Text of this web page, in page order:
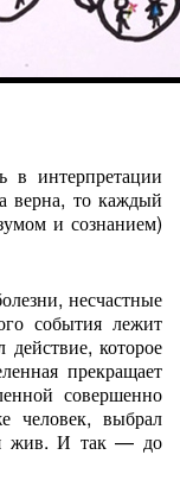
в интерпретации
верна, то каждый
и сознанием)
несчастные
события лежит
которое
прекращает
совершенно
человек, выбрал
жив. И так — до